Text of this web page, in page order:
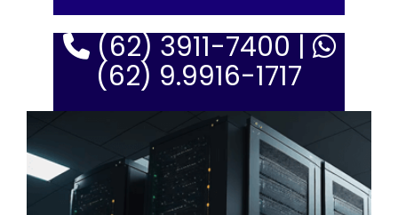
(62) 3911-7400 |
(62) 9.9916-1717